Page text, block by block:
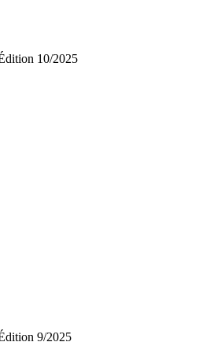
10/2025
9/2025